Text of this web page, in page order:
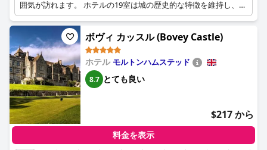
囲気が訪れます。 ホテルの19室は城の歴史的な特徴を維持し、豪
華な環境を提供しています。
ボヴィ カッスル (Bovey Castle)
ホテル モルトンハムステッド
8.7 とても良い
$217 から
料金を表示